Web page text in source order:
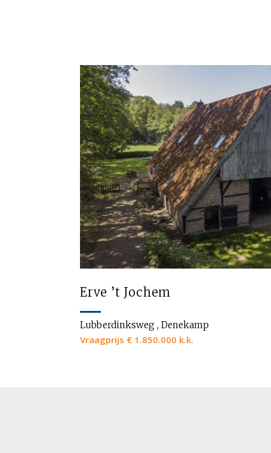
Erve ’t Jochem
Lubberdinksweg , Denekamp
Vraagprijs € 1.850.000 k.k.